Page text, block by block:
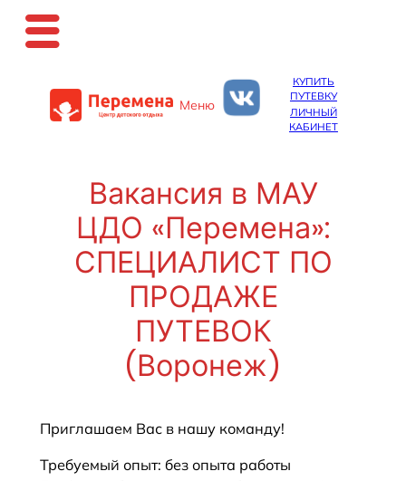
к
содержимому
Меню
КУПИТЬ
ПУТЕВКУ
ЛИЧНЫЙ
КАБИНЕТ
Вакансия в МАУ
ЦДО «Перемена»:
СПЕЦИАЛИСТ ПО
ПРОДАЖЕ
ПУТЕВОК
(Воронеж)
Приглашаем Вас в нашу команду!
Требуемый опыт: без опыта работы